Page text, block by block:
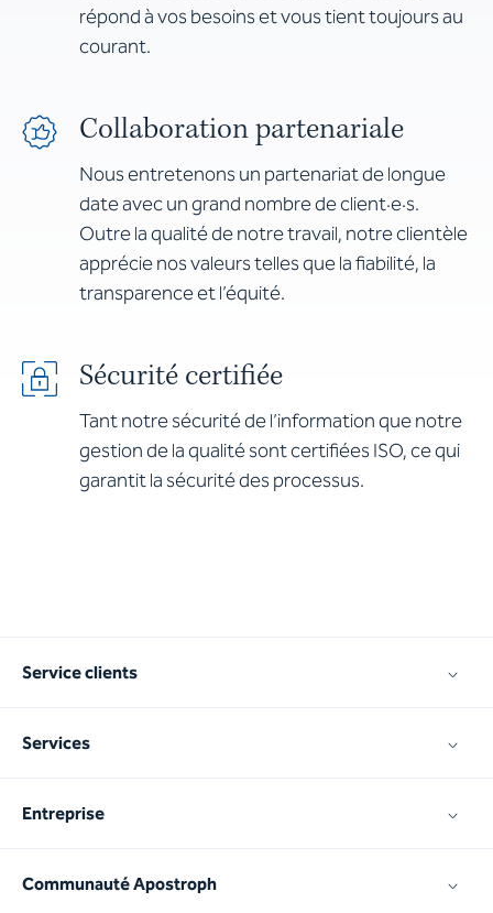
répond à vos besoins et vous tient toujours au
courant.
Collaboration partenariale
Nous entretenons un partenariat de longue
date avec un grand nombre de client·e·s.
Outre la qualité de notre travail, notre clientèle
apprécie nos valeurs telles que la fiabilité, la
transparence et l’équité.
Sécurité certifiée
Tant notre sécurité de l’information que notre
gestion de la qualité sont certifiées ISO, ce qui
garantit la sécurité des processus.
Service clients
Services
Entreprise
Communauté Apostroph